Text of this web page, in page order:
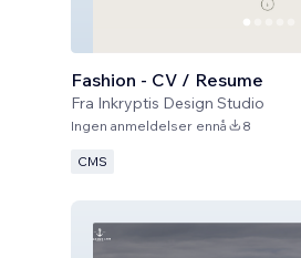
Fashion - CV / Resume
Fra Inkryptis Design Studio
Ingen anmeldelser ennå 8
CMS